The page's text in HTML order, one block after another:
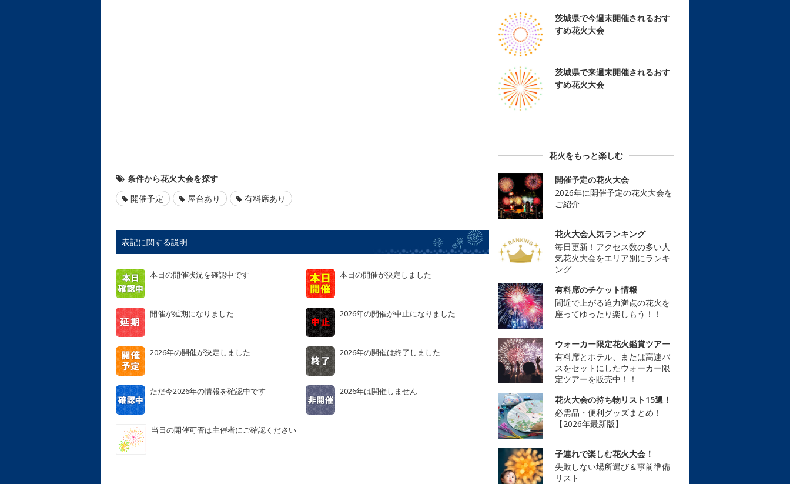
条件から花火大会を探す
開催予定
屋台あり 有料席あり
表記に関する説明
本日の開催状況を確認中です 本日の開催が決定しました
開催が延期になりました 2026年の開催が中止になりました
2026年の開催が決定しました 2026年の開催は終了しました
ただ今2026年の情報を確認中です 2026年は開催しません
当日の開催可否は主催者にご確認ください
茨城県で今週末開催されるおす
すめ花火大会
茨城県で来週末開催されるおす
すめ花火大会
花火をもっと楽しむ
開催予定の花火大会
2026年に開催予定の花火大会を
ご紹介
花火大会人気ランキング
毎日更新！アクセス数の多い人
気花火大会をエリア別にランキ
ング
有料席のチケット情報
間近で上がる迫力満点の花火を
座ってゆったり楽しもう！！
ウォーカー限定花火鑑賞ツアー
有料席とホテル、または高速バ
スをセットにしたウォーカー限
定ツアーを販売中！！
花火大会の持ち物リスト15選！
必需品・便利グッズまとめ！
【2026年最新版】
子連れで楽しむ花火大会！
失敗しない場所選び＆事前準備
リスト